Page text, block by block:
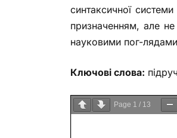
синтаксичної
призначенням, але не
науковими пог-
Ключові слова:
Page 1 / 13